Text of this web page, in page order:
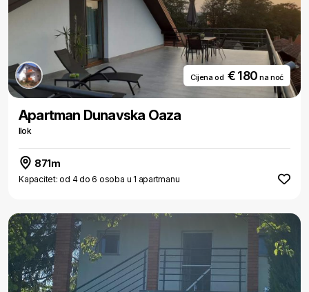
Cijena od € 180na noć
Apartman Dunavska Oaza
Ilok
871m
Kapacitet: od 4 do 6 osoba u 1 apartmanu